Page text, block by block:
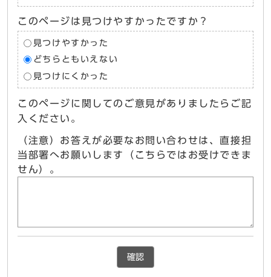
このページは見つけやすかったですか？
見つけやすかった
どちらともいえない
見つけにくかった
このページに関してのご意見がありましたらご記
入ください。
（注意）お答えが必要なお問い合わせは、直接担
当部署へお願いします（こちらではお受けできま
せん）。
確認